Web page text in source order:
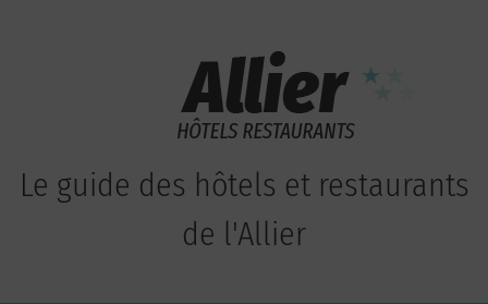
Le guide des hôtels et restaurants
de l'Allier